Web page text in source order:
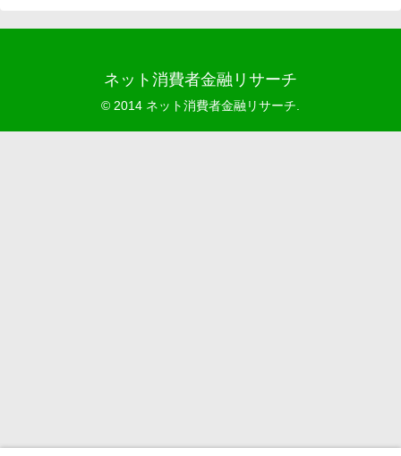
ネット消費者金融リサーチ
© 2014 ネット消費者金融リサーチ.